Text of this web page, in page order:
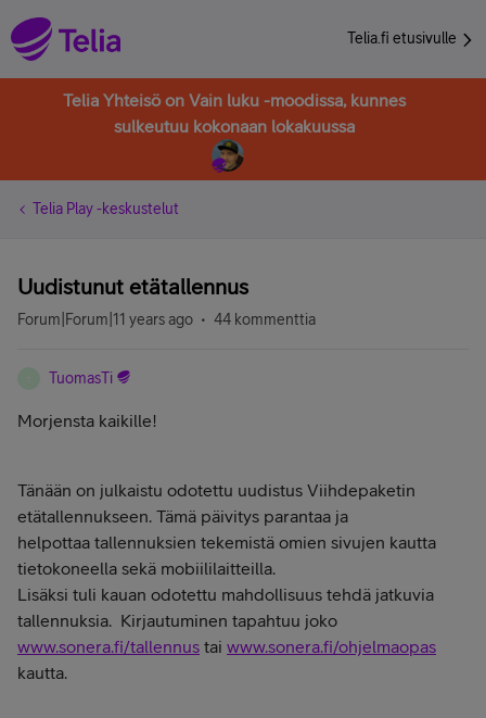
Telia.fi etusivulle
Telia Yhteisö on Vain luku -moodissa, kunnes
sulkeutuu kokonaan lokakuussa
Telia Play -keskustelut
Uudistunut etätallennus
Forum|Forum|11 years ago 44 kommenttia
TuomasTi
Morjensta kaikille!
Tänään on julkaistu odotettu uudistus Viihdepaketin
etätallennukseen. Tämä päivitys parantaa ja
helpottaa tallennuksien tekemistä omien sivujen kautta
tietokoneella sekä mobiililaitteilla.
Lisäksi tuli kauan odotettu mahdollisuus tehdä jatkuvia
tallennuksia. Kirjautuminen tapahtuu joko
www.sonera.fi/tallennus tai www.sonera.fi/ohjelmaopas
kautta.